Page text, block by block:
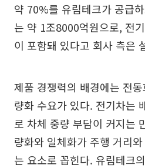
약 70%를 유림테크가 공급
는 약 1조8000억원으로, 전
이 포함돼 있다고 회사 측은
제품 경쟁력의 배경에는 전
량화 수요가 있다. 전기차는
로 차체 중량 부담이 커지는
량화와 일체화가 주행 거리
는 요소로 꼽힌다. 유림테크